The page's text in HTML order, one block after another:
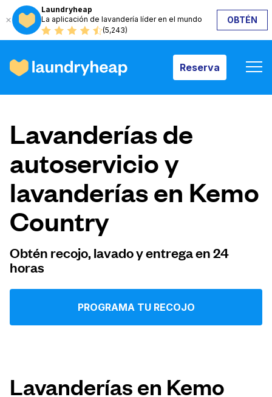
Laundryheap
La aplicación de lavandería líder en el mundo
(5,243)
OBTÉN
Reserva
Reserva
Cómo funciona
Precios y servicios
Quiénes somos
Para las empresas
Iniciar sesión
Lavanderías de
autoservicio y
lavanderías en Kemo
Country
Obtén recojo, lavado y entrega en 24
horas
PROGRAMA TU RECOJO
Lavanderías en Kemo